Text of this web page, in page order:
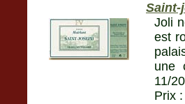
Saint-
Joli
est
une
11/
Prix